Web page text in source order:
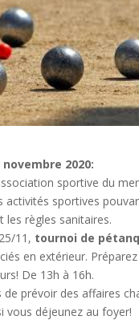
2020:
sportive du
activités sportives
les règles sanitaires.
11, tournoi de
en extérieur.
De 13h à 16h.
de prévoir des affaires
vous déjeunez au foyer!